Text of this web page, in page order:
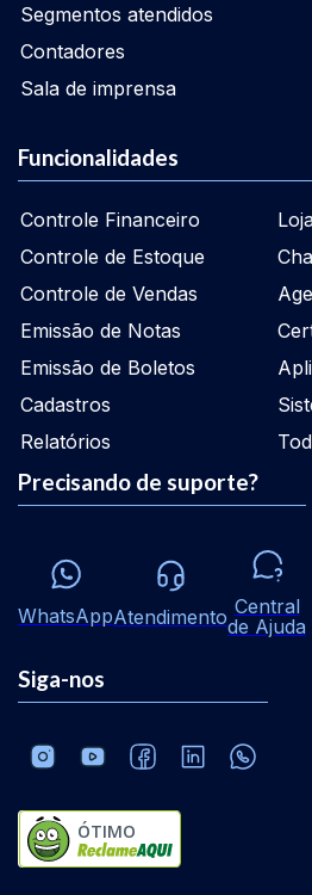
Segmentos atendidos
Contadores
Sala de imprensa
Funcionalidades
Controle Financeiro
Controle de Estoque
Controle de Vendas
Emissão de Notas
Emissão de Boletos
Cadastros
Relatórios
Precisando de suporte?
WhatsAppAtendimento Central
de Ajuda
Siga-nos
ÓTIMO